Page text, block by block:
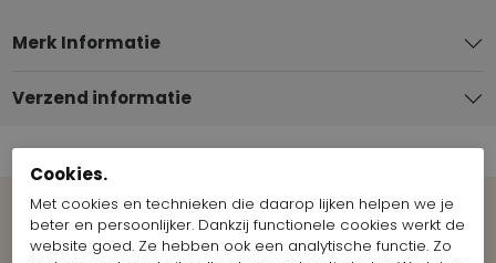
Merk Informatie
Verzend informatie
Shop the Look
Cookies.
Met cookies en technieken die daarop lijken helpen we je
beter en persoonlijker. Dankzij functionele cookies werkt de
website goed. Ze hebben ook een analytische functie. Zo